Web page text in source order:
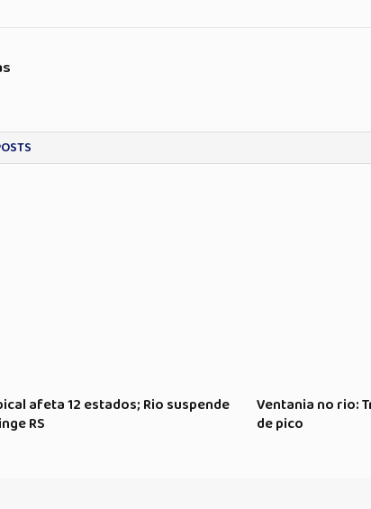
afeta 12 estados; Rio suspende
RS
Ventania no rio:
de pico